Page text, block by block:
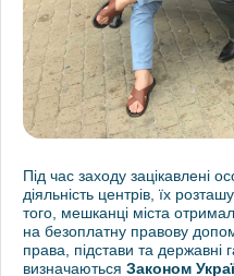
Під час заходу зацікавлені
діяльність центрів, їх
того, мешканці міста
на безоплатну правову
права, підстави та державні
визначаються Законом